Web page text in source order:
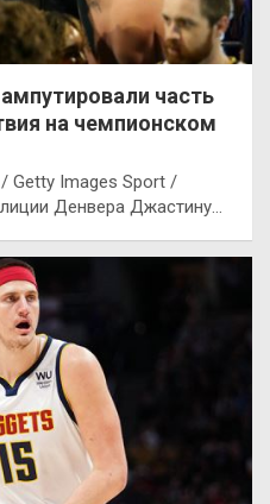
часть
на чемпионском
Getty Images Sport /
Денвера Джастину…